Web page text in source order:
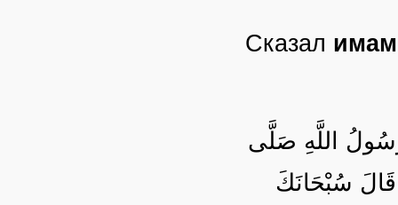
Сказал
اللَّهِ صَلَّى
سُبْحَانَكَ